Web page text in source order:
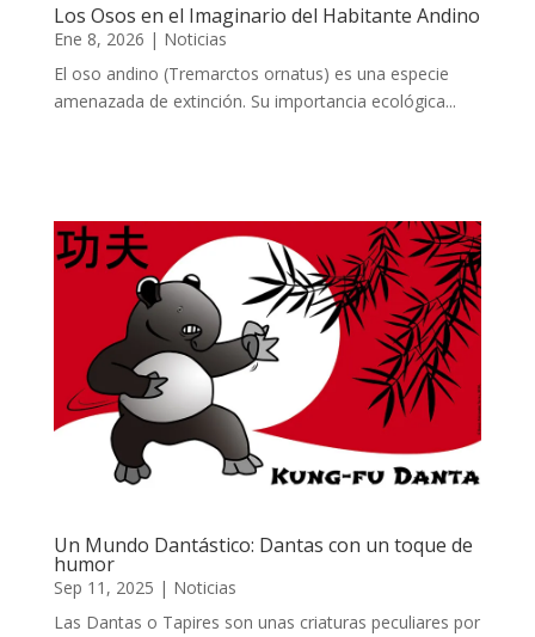
Los Osos en el Imaginario del Habitante Andino
Ene 8, 2026 | Noticias
El oso andino (Tremarctos ornatus) es una especie
amenazada de extinción. Su importancia ecológica...
Un Mundo Dantástico: Dantas con un toque de
humor
Sep 11, 2025 | Noticias
Las Dantas o Tapires son unas criaturas peculiares por